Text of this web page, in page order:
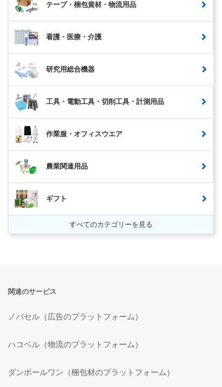
テープ・梱包資材・物流用品
看護・医療・介護
研究用総合機器
工具・電動工具・切削工具・計測用品
作業服・オフィスウエア
農業関連用品
ギフト
すべてのカテゴリーを見る
関連のサービス
ノバセル（広告のプラットフォーム）
ハコベル（物流のプラットフォーム）
ダンボールワン（梱包材のプラットフォーム）